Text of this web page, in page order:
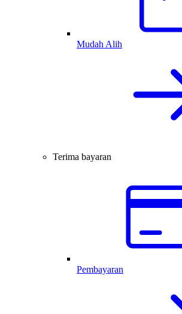
Mudah Alih
Terima bayaran
Pembayaran